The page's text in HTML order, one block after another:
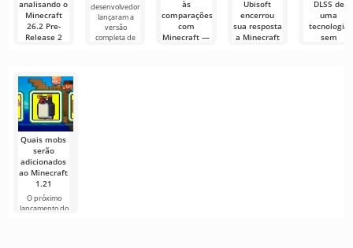
analisando o
Minecraft
26.2 Pre-
Release 2
de redstone e
desenvolvedores
lançaram a
versão
completa de
às
comparações
com
Minecraft —
Ubisoft
encerrou
sua resposta
a Minecraft
DLSS de
uma
tecnologia
sem
Quais mobs
serão
adicionados
ao Minecraft
1.21
O próximo
lançamento do